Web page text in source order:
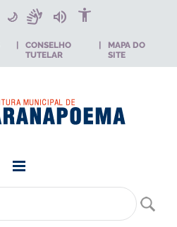
🌙 sign_language volume_up accessibility_new
CONSELHO
TUTELAR
MAPA DO
SITE